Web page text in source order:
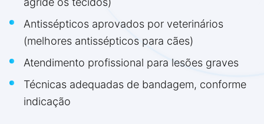
Antissépticos aprovados por veterinários
(melhores antissépticos para cães)
Atendimento profissional para lesões graves
Técnicas adequadas de bandagem, conforme
indicação